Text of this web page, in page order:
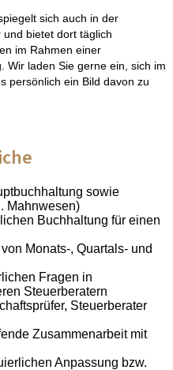
sich auch in der
bietet dort täglich
im Rahmen einer
Wir laden Sie gerne ein, sich im
persönlich ein Bild davon zu
sowie
Mahnwesen)
Buchhaltung für einen
Monats-, Quartals- und
Fragen in
Steuerberatern
Steuerberater
Zusammenarbeit mit
Anpassung bzw.